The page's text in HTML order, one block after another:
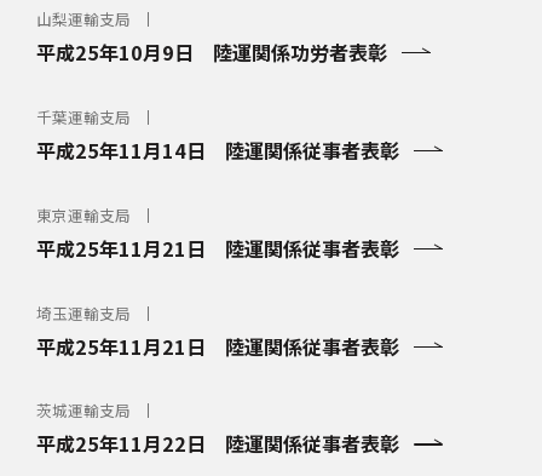
山梨運輸支局
平成25年10月9日 陸運関係功労者表彰
千葉運輸支局
平成25年11月14日 陸運関係従事者表彰
東京運輸支局
平成25年11月21日 陸運関係従事者表彰
埼玉運輸支局
平成25年11月21日 陸運関係従事者表彰
茨城運輸支局
平成25年11月22日 陸運関係従事者表彰